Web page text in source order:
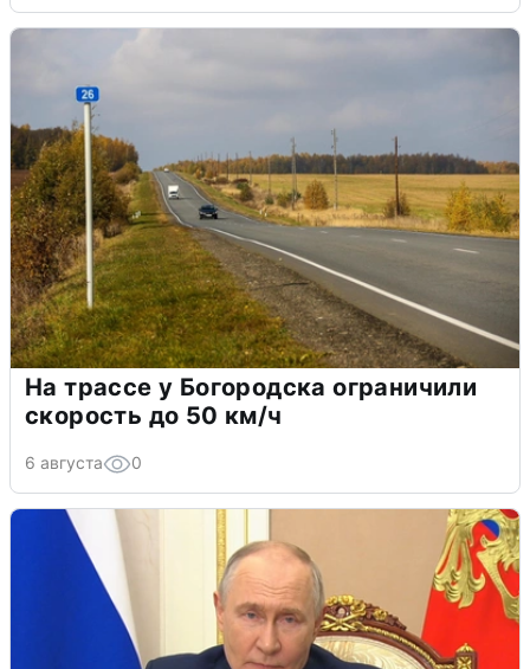
На трассе у Богородска ограничили
скорость до 50 км/ч
6 августа 0